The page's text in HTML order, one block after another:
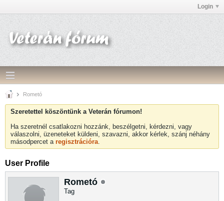
Login
Rometó
Szeretettel köszöntünk a Veterán fórumon!
Ha szeretnél csatlakozni hozzánk, beszélgetni, kérdezni, vagy
válaszolni, üzeneteket küldeni, szavazni, akkor kérlek, szánj néhány
másodpercet a regisztrációra.
User Profile
Rometó
Tag